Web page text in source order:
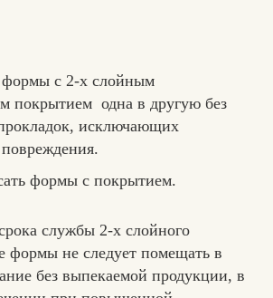
формы с 2-х слойным
покрытием одна в другую без
исключающих
формы с покрытием.
службы 2-х слойного
формы не следует помещать в
без выпекаемой продукции, в